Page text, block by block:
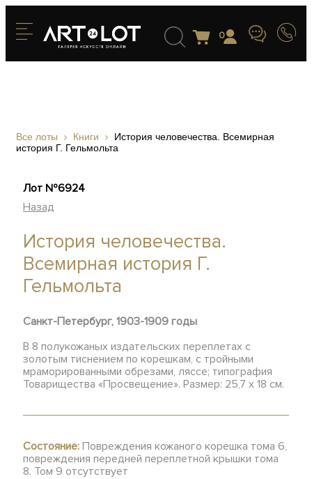
0
Все лоты Книги
История человечества. Всемирная
история Г. Гельмольта
Лот №6924
Назад
История человечества.
Всемирная история Г.
Гельмольта
Санкт-Петербург, 1903-1909 годы
В 8 полукожаных издательских переплетах с
золотым тиснением по корешкам, с тройными
мраморированными обрезами, ляссе; типография
Товарищества «Просвещение». Размер: 25,7 х 18 см.
Состояние: Повреждения кожаного корешка тома 6,
повреждения передней переплетной крышки тома
8. Том 9 отсутствует